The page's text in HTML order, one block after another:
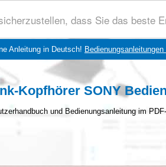
dass Sie das beste
Anleitung in Deutsch!
Kopfhörer SONY
und Bedienungsanleitung im